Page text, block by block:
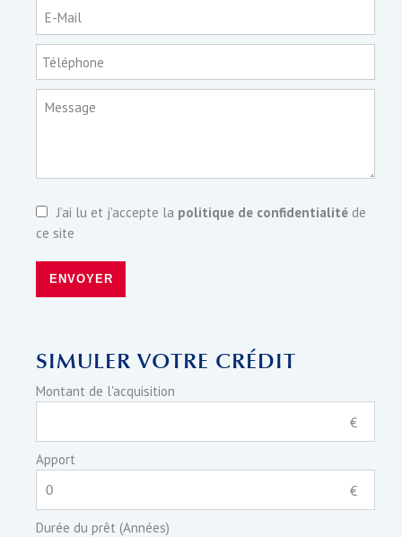
E-Mail
Téléphone
Message
J’ai lu et j'accepte la politique de confidentialité de
ce site
ENVOYER
SIMULER VOTRE CRÉDIT
Montant de l'acquisition
€
Apport
€
Durée du prêt (Années)